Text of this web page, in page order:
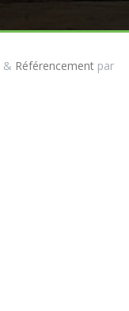
& Référencementpar